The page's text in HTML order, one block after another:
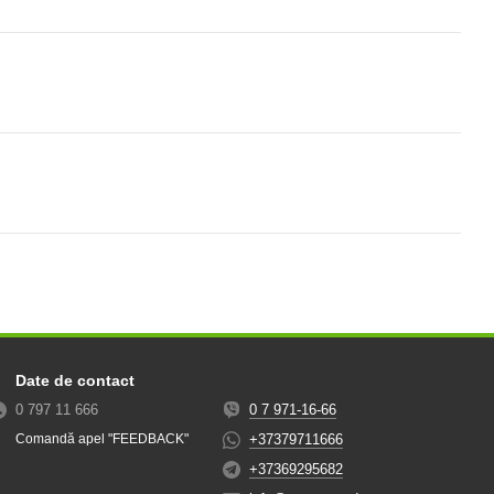
Date de contact
0 797 11 666
Comandă apel "FEEDBACK"
0 7 971-16-66
+37379711666
+37369295682